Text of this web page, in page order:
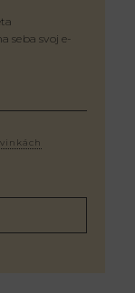
seba svoj e-